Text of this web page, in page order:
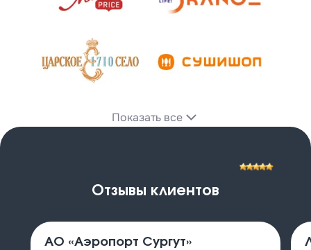
Показать все
Отзывы клиентов
АО «Аэропорт Сургут»